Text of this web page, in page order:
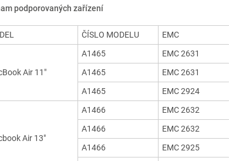
podporovaných zařízení
ČÍSLO MODELU EMC
Air 11"
A1465 EMC 2631
A1465
EMC 2631
A1465
EMC 2924
Air 13"
A1466 EMC 2632
A1466
EMC 2632
A1466
EMC 2925